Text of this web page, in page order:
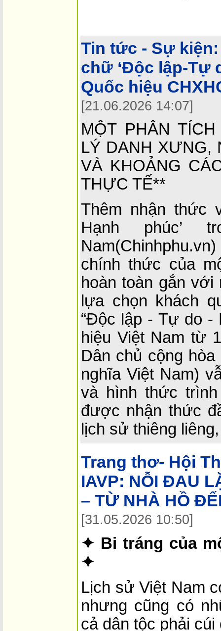
Tin tức - Sự kiện:
chữ ‘Độc lập-Tự
Quốc hiệu
[21.06.2026 14:07]
MỘT PHÂN
LÝ DANH XƯNG,
VÀ KHOẢNG
THỰC TẾ**
Thêm nhận thức
Hạnh phúc’
chính thức của
hoàn toàn gắn
lựa chọn khách
“Độc lập - Tự do -
hiệu Việt Nam từ
Dân chủ cộng
nghĩa Việt Nam)
và hình thức
được nhận thức
lịch sử thiêng
Trang thơ- Hội
IAVP: NỖI ĐAU
– TỪ NHÀ HỒ
[31.05.2026 10:50]
✦ Bi tráng của
✦
Lịch sử Việt Nam
nhưng cũng có
cả dân tộc phải